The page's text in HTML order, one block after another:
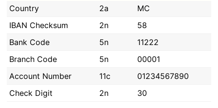
Country
2a
MC
IBAN Checksum
2n
58
Bank Code
5n
11222
Branch Code
5n
00001
Account Number
11c
01234567890
Check Digit
2n 30